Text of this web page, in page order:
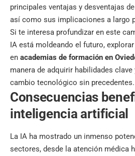
principales ventajas y desventajas
así como sus implicaciones a largo
Si te interesa profundizar en este
IA está moldeando el futuro,
en academias de formación en
manera de adquirir habilidades
cambio tecnológico sin precedentes.
Consecuencias
inteligencia artificial
La IA ha mostrado un inmenso
sectores, desde la atención médica